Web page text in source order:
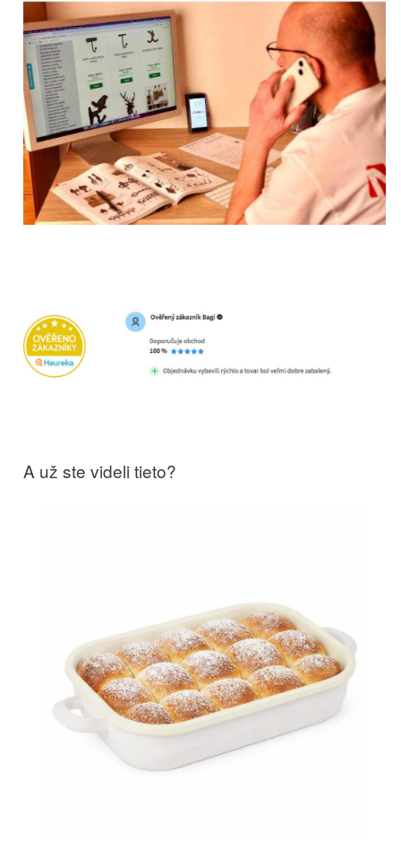
A už ste videli tieto?